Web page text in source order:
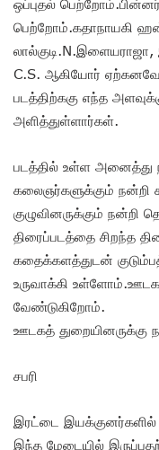
ஒப்புதல்
பெற்றோம்.கதாநாயகி
C.S. ஆகியோர்
படத்திற்ககு எந்த
அளித்துள்ளார்கள்.
படத்தில் உள்ள அனைத்து
கலைஞர்களுக்கும் நன்றி
குழுவினருக்கும் நன்றி
திரைப்படத்தை சிறந்த
கதைக்களத்துடன்
உருவாக்கி
வேண்டுகிறோம்.
ஊடகத் துறையினருக்கு
சபரி
இரட்டை இயக்குனர்களில்
இந்த மேடையில்